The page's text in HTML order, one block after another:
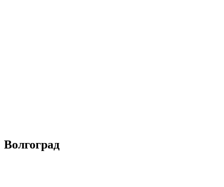
Волгоград